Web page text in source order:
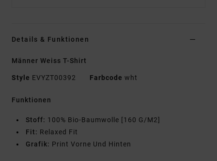
Details & Funktionen
Männer Weiss T-Shirt
Style EVYZT00392 Farbcode wht
Funktionen
Stoff: 100% Bio-Baumwolle [160 G/M2]
Fit: Relaxed Fit
Grafik: Print Vorne Und Hinten